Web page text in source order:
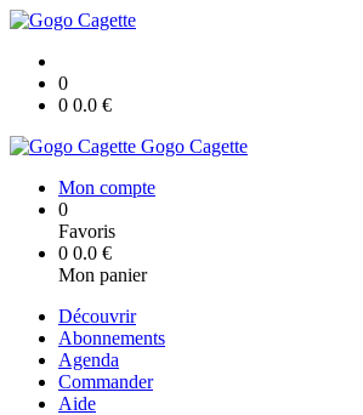
0
0 0.0 €
Gogo Cagette
Mon compte
0
Favoris
0 0.0 €
Mon panier
Découvrir
Abonnements
Agenda
Commander
Aide